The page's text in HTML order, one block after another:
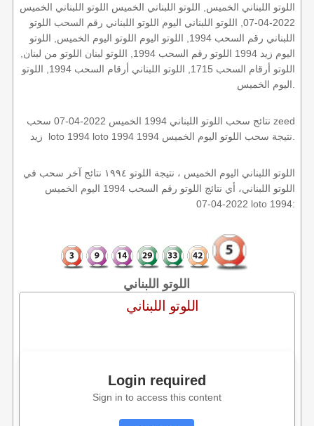
اللوتو اللبناني الخميس, اللوتو اللبناني الخميس اللوتو اللبناني الخميس
2022-04-07, اللوتو اللبناني اليوم اللوتو اللبناني رقم السحب اللوتو
اللبناني رقم السحب 1994, اللوتو اليوم اللوتو اليوم الخميس, اللوتو
اليوم زيد 1994 اللوتو رقم السحب 1994, اللوتو لبنان اللوتو من لبنان,
اللوتو أرقام السحب 1715, اللوتو اللبناني أرقام السحب 1994, اللوتو
نتائج سحب اللوتو اللبناني 1994 الخميس 2022-04-07 سحب zeed
اللوتو اللبناني اليوم الخميس ، نتيجة اللوتو ١٩٩٤ نتائج آخر سحب في
اللوتو اللبناني، أي نتائج اللوتو رقم السحب 1994 اليوم الخميس
2022-04-07 loto 1994:
اللوتو اللبناني
اللوتو اللبناني
Login required
Sign in to access this content